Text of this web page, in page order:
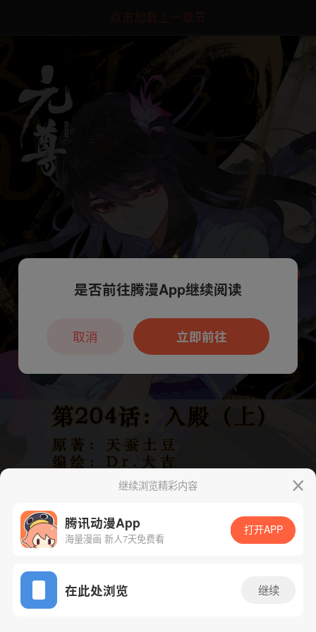
点击加载上一章节
App免费看
继续浏览精彩内容
腾讯动漫App
海量漫画 新人7天免费看
打开APP
在此处浏览 继续
本章节仅支持App阅读，可打开App新用
户7天免费看
是否前往腾漫App继续阅读
立即前往
取消